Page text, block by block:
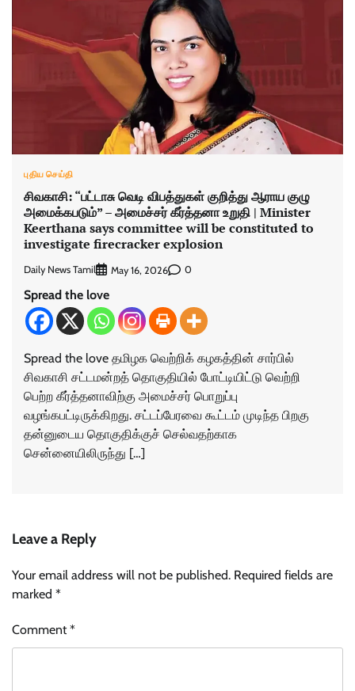
புதிய செய்தி
சிவகாசி: “பட்டாசு வெடி விபத்துகள் குறித்து ஆராய குழு
அமைக்கபடும்” – அமைச்சர் கீர்த்தனா உறுதி | Minister
Keerthana says committee will be constituted to
investigate firecracker explosion
Daily News Tamil May 16, 2026 0
Spread the love
Spread the love தமிழக வெற்றிக் கழகத்தின் சார்பில்
சிவகாசி சட்டமன்றத் தொகுதியில் போட்டியிட்டு வெற்றி
பெற்ற கீர்த்தனாவிற்கு அமைச்சர் பொறுப்பு
வழங்கபட்டிருக்கிறது. சட்டப்பேரவை கூட்டம் முடிந்த பிறகு
தன்னுடைய தொகுதிக்குச் செல்வதற்காக
சென்னையிலிருந்து […]
Leave a Reply
Your email address will not be published. Required fields are
marked *
Comment*